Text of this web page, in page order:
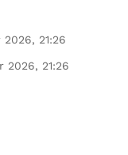
2026, 21:26
2026, 21:26